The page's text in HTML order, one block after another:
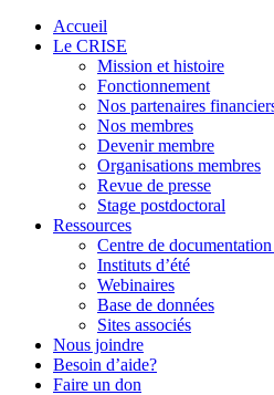
Accueil
Le CRISE
Mission et histoire
Fonctionnement
Nos partenaires
Nos membres
Devenir membre
Organisations membres
Revue de presse
Stage postdoctoral
Ressources
Centre de
Instituts d’été
Webinaires
Base de données
Sites associés
Nous joindre
Besoin d’aide?
Faire un don